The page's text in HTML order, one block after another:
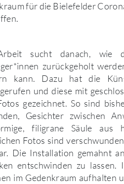
für die Bielefelder
sucht danach, wie
zurückgeholt
kann. Dazu hat die
und diese mit
gezeichnet. So sind
Gesichter zwischen
filigrane Säule aus
Fotos sind
Die Installation gemahnt
entschwinden zu
im Gedenkraum aufhalten